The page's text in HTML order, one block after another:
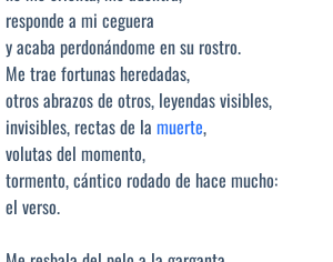
responde a mi ceguera
y acaba perdonándome en su rostro.
Me trae fortunas heredadas,
otros abrazos de otros, leyendas visibles,
invisibles, rectas de la muerte,
volutas del momento,
tormento, cántico rodado de hace mucho:
el verso.